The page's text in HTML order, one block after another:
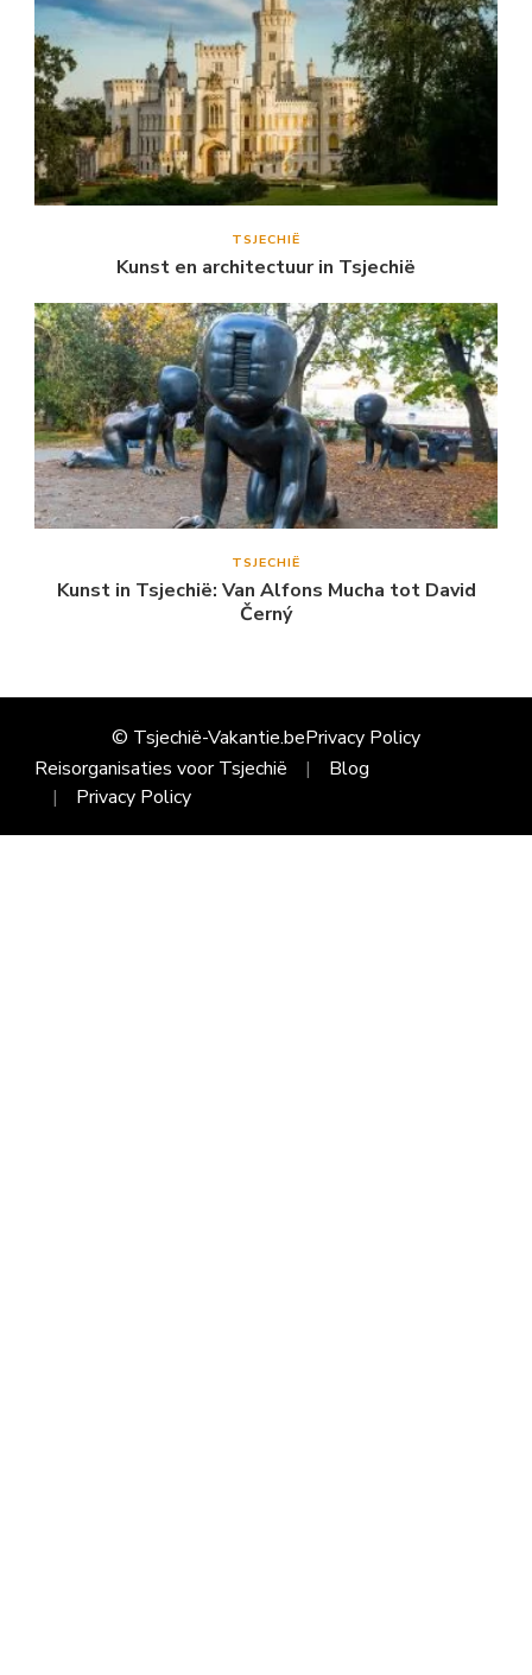
TSJECHIË
Kunst en architectuur in Tsjechië
TSJECHIË
Kunst in Tsjechië: Van Alfons Mucha tot David
Černý
© Tsjechië-Vakantie.bePrivacy Policy
Reisorganisaties voor Tsjechië
Blog
Privacy Policy